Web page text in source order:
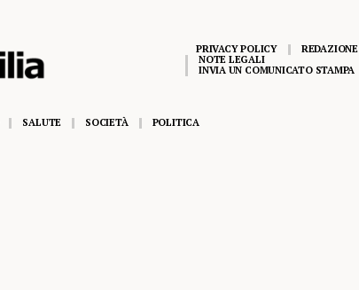
PRIVACY POLICY
REDAZIONE
NOTE LEGALI
INVIA UN COMUNICATO STAMPA
SALUTE SOCIETÀ POLITICA